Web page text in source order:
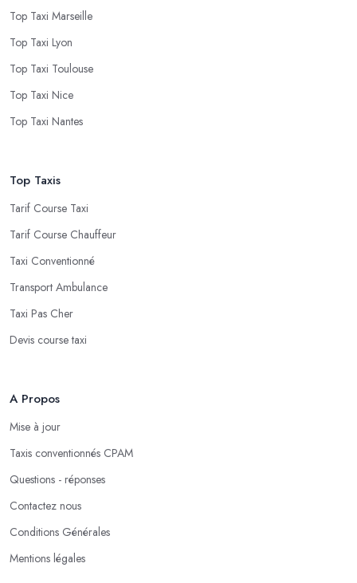
Top Taxi Marseille
Top Taxi Lyon
Top Taxi Toulouse
Top Taxi Nice
Top Taxi Nantes
Top Taxis
Tarif Course Taxi
Tarif Course Chauffeur
Taxi Conventionné
Transport Ambulance
Taxi Pas Cher
Devis course taxi
A Propos
Mise à jour
Taxis conventionnés CPAM
Questions - réponses
Contactez nous
Conditions Générales
Mentions légales